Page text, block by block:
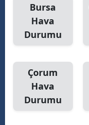
Bursa
Hava
Durumu
Çorum
Hava
Durumu